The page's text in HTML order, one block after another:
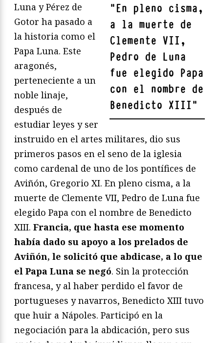
"En pleno cisma,
a la muerte de
Clemente VII,
Pedro de Luna
fue elegido Papa
con el nombre de
Benedicto XIII"
Luna y Pérez de
Gotor ha pasado a
la historia como el
Papa Luna. Este
aragonés,
perteneciente a un
noble linaje,
después de
estudiar leyes y ser
instruido en el artes militares, dio sus
primeros pasos en el seno de la iglesia
como cardenal de uno de los pontífices de
Aviñón, Gregorio XI. En pleno cisma, a la
muerte de Clemente VII, Pedro de Luna fue
elegido Papa con el nombre de Benedicto
XIII. Francia, que hasta ese momento
había dado su apoyo a los prelados de
Aviñón, le solicitó que abdicase, a lo que
el Papa Luna se negó. Sin la protección
francesa, y al haber perdido el favor de
portugueses y navarros, Benedicto XIII tuvo
que huir a Nápoles. Participó en la
negociación para la abdicación, pero sus